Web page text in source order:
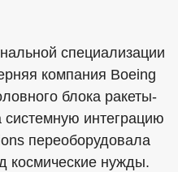
специализации
компания Boeing
блока ракеты-
системную интеграцию
переоборудовала
космические нужды.